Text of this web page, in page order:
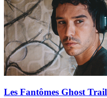
Les Fantômes Ghost Trail